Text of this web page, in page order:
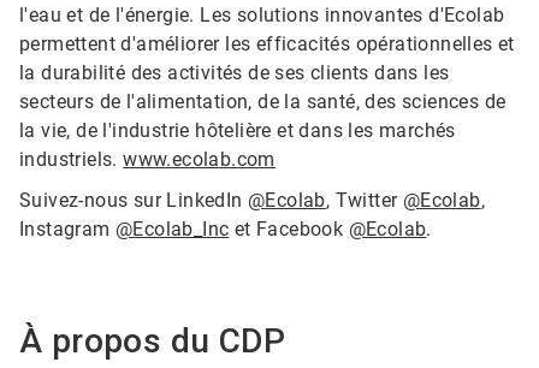
l'eau et de l'énergie. Les solutions innovantes d'Ecolab
permettent d'améliorer les efficacités opérationnelles et
la durabilité des activités de ses clients dans les
secteurs de l'alimentation, de la santé, des sciences de
la vie, de l'industrie hôtelière et dans les marchés
industriels.www.ecolab.com
Suivez-nous sur LinkedIn @Ecolab, Twitter @Ecolab,
Instagram @Ecolab_Inc et Facebook @Ecolab.
À propos du CDP